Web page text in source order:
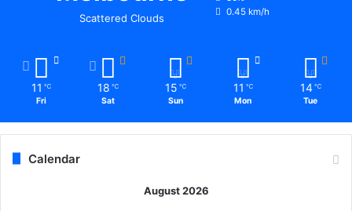
Scattered Clouds
0.45 km/h
11 ℃
Fri
18 ℃
Sat
15 ℃
Sun
11 ℃
Mon
14 ℃
Tue
Calendar
August 2026